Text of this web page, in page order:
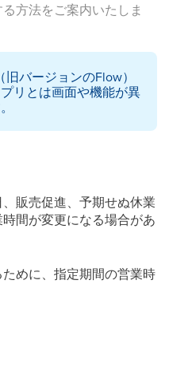
方法をご案内いたしま
バージョンのFlow）
リとは画面や機能が異
販売促進、予期せぬ休業
間が変更になる場合があ
めに、指定期間の営業時